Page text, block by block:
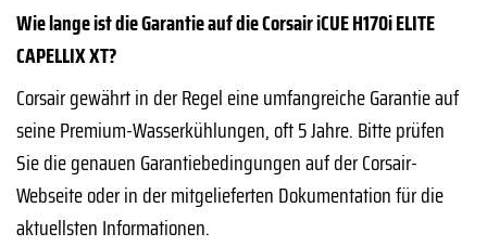
Wie lange ist die Garantie auf die Corsair iCUE H170i ELITE
CAPELLIX XT?
Corsair gewährt in der Regel eine umfangreiche Garantie auf
seine Premium-Wasserkühlungen, oft 5 Jahre. Bitte prüfen
Sie die genauen Garantiebedingungen auf der Corsair-
Webseite oder in der mitgelieferten Dokumentation für die
aktuellsten Informationen.